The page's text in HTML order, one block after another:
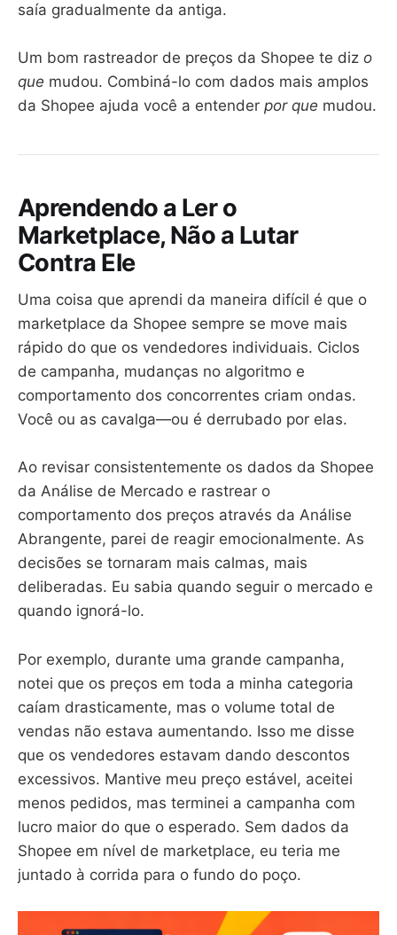
saía gradualmente da antiga.
Um bom rastreador de preços da Shopee te diz o
que mudou. Combiná-lo com dados mais amplos
da Shopee ajuda você a entender por que mudou.
Aprendendo a Ler o
Marketplace, Não a Lutar
Contra Ele
Uma coisa que aprendi da maneira difícil é que o
marketplace da Shopee sempre se move mais
rápido do que os vendedores individuais. Ciclos
de campanha, mudanças no algoritmo e
comportamento dos concorrentes criam ondas.
Você ou as cavalga—ou é derrubado por elas.
Ao revisar consistentemente os dados da Shopee
da Análise de Mercado e rastrear o
comportamento dos preços através da Análise
Abrangente, parei de reagir emocionalmente. As
decisões se tornaram mais calmas, mais
deliberadas. Eu sabia quando seguir o mercado e
quando ignorá-lo.
Por exemplo, durante uma grande campanha,
notei que os preços em toda a minha categoria
caíam drasticamente, mas o volume total de
vendas não estava aumentando. Isso me disse
que os vendedores estavam dando descontos
excessivos. Mantive meu preço estável, aceitei
menos pedidos, mas terminei a campanha com
lucro maior do que o esperado. Sem dados da
Shopee em nível de marketplace, eu teria me
juntado à corrida para o fundo do poço.